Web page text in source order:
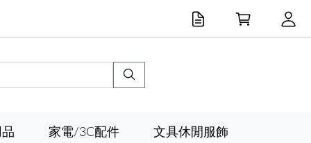
家電/3C配件 文具休閒服飾